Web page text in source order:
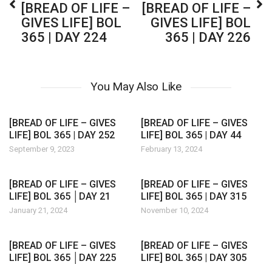
[BREAD OF LIFE –
GIVES LIFE] BOL
365 | DAY 224
[BREAD OF LIFE –
GIVES LIFE] BOL
365 | DAY 226
You May Also Like
[BREAD OF LIFE – GIVES
LIFE] BOL 365 | DAY 252
September 9, 2023
[BREAD OF LIFE – GIVES
LIFE] BOL 365 | DAY 44
February 13, 2024
[BREAD OF LIFE – GIVES
LIFE] BOL 365 │DAY 21
January 21, 2024
[BREAD OF LIFE – GIVES
LIFE] BOL 365 | DAY 315
November 10, 2024
[BREAD OF LIFE – GIVES
LIFE] BOL 365 │DAY 225
[BREAD OF LIFE – GIVES
LIFE] BOL 365 | DAY 305